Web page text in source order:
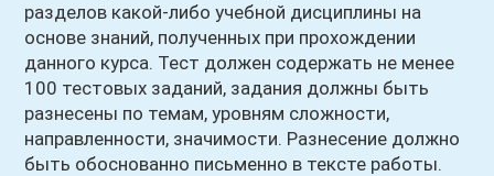
разделов какой-либо учебной дисциплины на
основе знаний, полученных при прохождении
данного курса. Тест должен содержать не менее
100 тестовых заданий, задания должны быть
разнесены по темам, уровням сложности,
направленности, значимости. Разнесение должно
быть обоснованно письменно в тексте работы.